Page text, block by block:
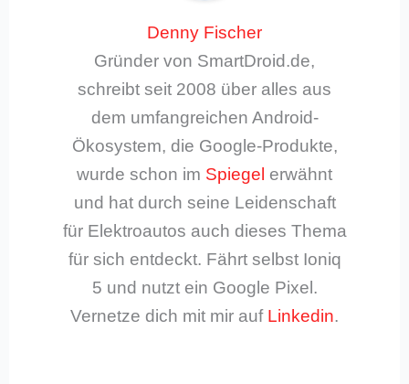
Denny Fischer
Gründer von SmartDroid.de,
schreibt seit 2008 über alles aus
dem umfangreichen Android-
Ökosystem, die Google-Produkte,
wurde schon im Spiegel erwähnt
und hat durch seine Leidenschaft
für Elektroautos auch dieses Thema
für sich entdeckt. Fährt selbst Ioniq
5 und nutzt ein Google Pixel.
Vernetze dich mit mir auf Linkedin.